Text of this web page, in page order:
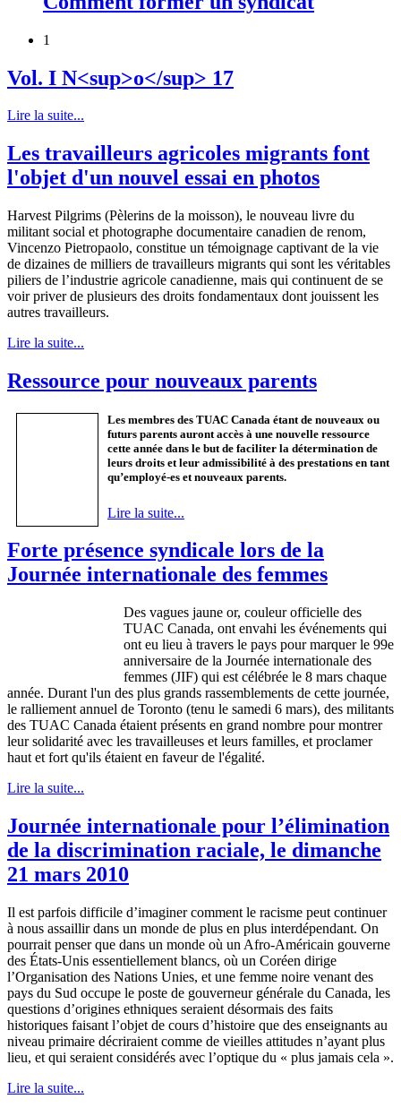
1
Vol. I N<sup>o</sup> 17
Lire la suite...
Les travailleurs agricoles migrants font
l'objet d'un nouvel essai en photos
Harvest Pilgrims (Pèlerins de la moisson), le nouveau livre du
militant social et photographe documentaire canadien de renom,
Vincenzo Pietropaolo, constitue un témoignage captivant de la vie
de dizaines de milliers de travailleurs migrants qui sont les véritables
piliers de l’industrie agricole canadienne, mais qui continuent de se
voir priver de plusieurs des droits fondamentaux dont jouissent les
autres travailleurs.
Lire la suite...
Ressource pour nouveaux parents
Les membres des TUAC Canada étantde nouveaux ou
futurs pa­rents auront accès à une nouvelle ressource
cette année dans le but de faciliter la détermination de
leurs droits etleur admissibilité à des prestations en tant
qu’employé-es et nouveaux parents.
Lire la suite...
Forte présence syndicale lors de la
Journée internationale des femmes
Des vagues jaune or, couleur officielle des
TUAC Canada, ont envahi les événements qui
ont eu lieu à travers le pays pourmarquerle 99e
anniversaire de la Journée internationale des
femmes (JIF) qui est célébrée le 8 mars chaque
année. Durant l'un des plus grands rassemblements de cette journée,
le ralliement annuel de Toronto (tenu le samedi 6 mars), des militants
des TUAC Canada étaient présents en grand nombre pourmontrer
leur solidarité avec les travailleuses et leurs familles, et proclamer
haut et fort qu'ils étaient en faveurde l'égalité.
Lire la suite...
Journée internationale pour l’élimination
de la discrimination raciale, le dimanche
21 mars 2010
Il est parfois difficile d’imaginercomment le racisme peut continuer
à nous assaillir dans un monde de plus en plus interdépendant. On
pourrait penser que dans un monde où un Afro-Américain gouverne
des États-Unis essentiellement blancs, où un Coréen dirige
l’Organisation des Nations Unies, et une femme noire venant des
pays du Sud occupe le poste de gouverneur générale du Canada, les
questions d’origines ethniques seraient désormais des faits
historiques faisant l’objet de cours d’histoire que des enseignants au
niveau primaire décriraient comme de vieilles attitudes n’ayant plus
lieu, et qui seraient considérés avec l’optique du « plus jamais cela ».
Lire la suite...